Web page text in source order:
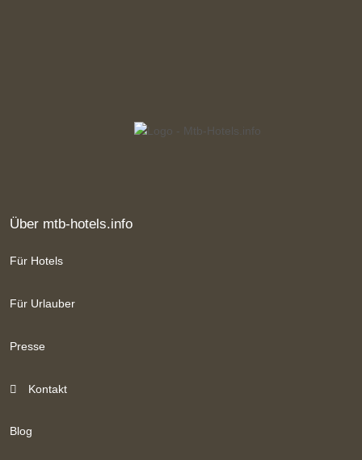
Über mtb-hotels.info
Für Hotels
Für Urlauber
Presse
Kontakt
Blog